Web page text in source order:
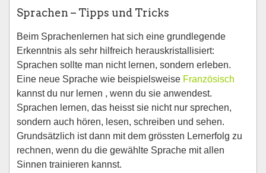
Sprachen – Tipps und Tricks
Beim Sprachenlernen hat sich eine grundlegende
Erkenntnis als sehr hilfreich herauskristallisiert:
Sprachen sollte man nicht lernen, sondern erleben.
Eine neue Sprache wie beispielsweise Französisch
kannst du nur lernen , wenn du sie anwendest.
Sprachen lernen, das heisst sie nicht nur sprechen,
sondern auch hören, lesen, schreiben und sehen.
Grundsätzlich ist dann mit dem grössten Lernerfolg zu
rechnen, wenn du die gewählte Sprache mit allen
Sinnen trainieren kannst.